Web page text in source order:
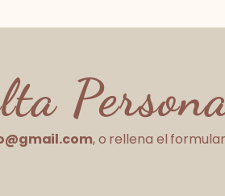
, o rellena el